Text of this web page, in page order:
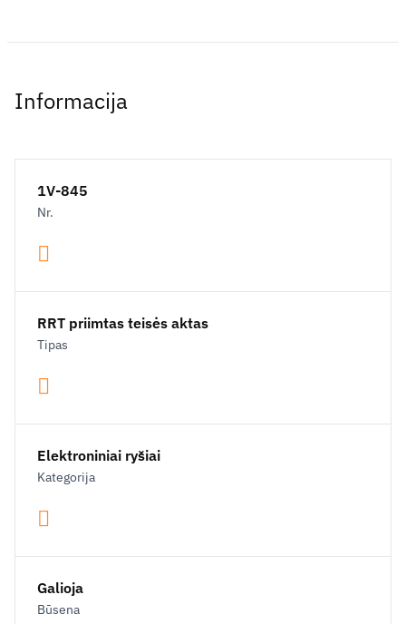
Informacija
1V-845
Nr.
RRT priimtas teisės aktas
Tipas
Elektroniniai ryšiai
Kategorija
Galioja
Būsena